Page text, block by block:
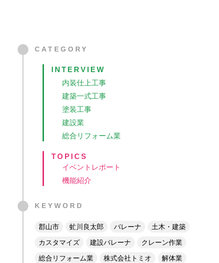
BALENA
CATEGORY
INTERVIEW
内装仕上工事
建築一式工事
塗装工事
建設業
総合リフォーム業
TOPICS
イベントレポート
機能紹介
KEYWORD
郡山市 虻川良太郎 バレーナ
土木・建築
カスタマイズ
建設バレーナ
クレーン作業
総合リフォーム業
株式会社トミオ
解体業